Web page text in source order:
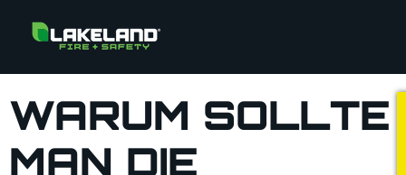
WARUM SOLLTE
MAN DIE